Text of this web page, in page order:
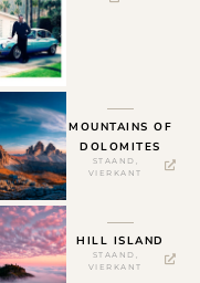
MOUNTAINS OF
DOLOMITES
STAAND ,
VIERKANT
HILL ISLAND
STAAND ,
VIERKANT